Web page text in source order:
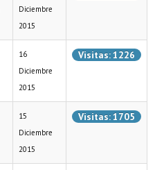
Diciembre
2015
16
Diciembre
2015
Visitas: 1226
15
Diciembre
2015
Visitas: 1705